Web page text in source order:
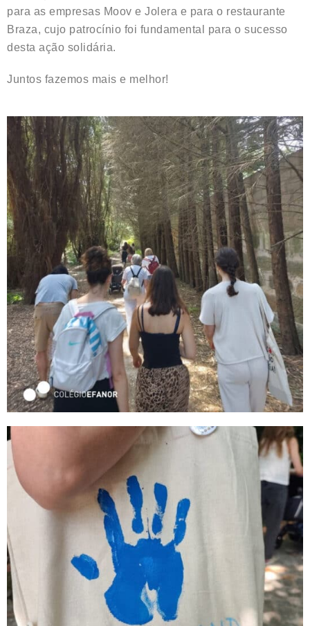
para as empresas Moov e Jolera e para o restaurante
Braza, cujo patrocínio foi fundamental para o sucesso
desta ação solidária.
Juntos fazemos mais e melhor!